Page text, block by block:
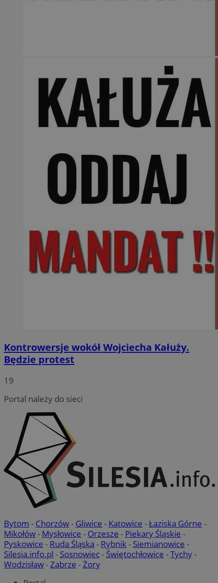
Kontrowersje wokół Wojciecha Kałuży.
Będzie protest
19
Portal należy do sieci
Bytom - Chorzów- Gliwice - Katowice -Łaziska Górne -
Mikołów- Mysłowice - Orzesze - Piekary Śląskie -
Pyskowice - Ruda Śląska - Rybnik- Siemianowice -
Silesia.info.pl - Sosnowiec- Świętochłowice -Tychy-
Wodzisław-Zabrze -Żory